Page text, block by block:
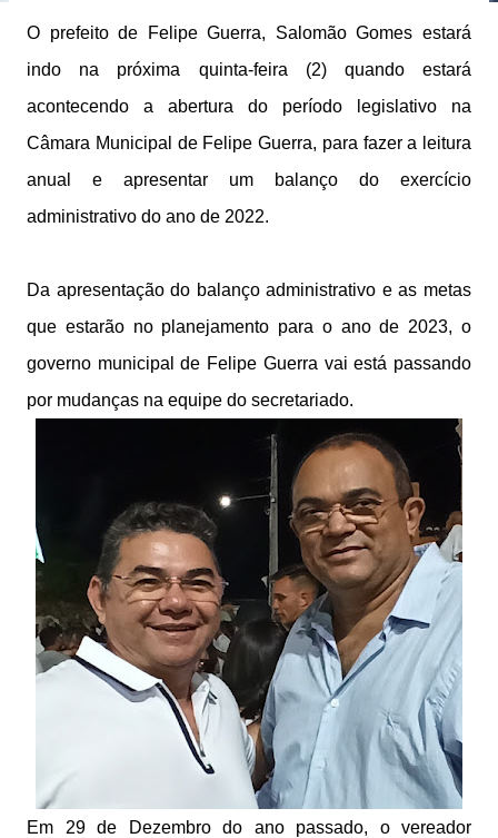
O prefeito de Felipe Guerra, Salomão Gomes estará
indo na próxima quinta-feira (2) quando estará
acontecendo a abertura do período legislativo na
Câmara Municipal de Felipe Guerra, para fazer a leitura
anual e apresentar um balanço do exercício
administrativo do ano de 2022.
Da apresentação do balanço administrativo e as metas
que estarão no planejamento para o ano de 2023, o
governo municipal de Felipe Guerra vai está passando
por mudanças na equipe do secretariado.
Em 29 de Dezembro do ano passado, o vereador